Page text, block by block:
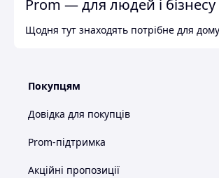
Prom — для людей і бізнесу
Щодня тут знаходять потрібне для
Покупцям
Довідка для покупців
Prom-підтримка
Акційні пропозиції